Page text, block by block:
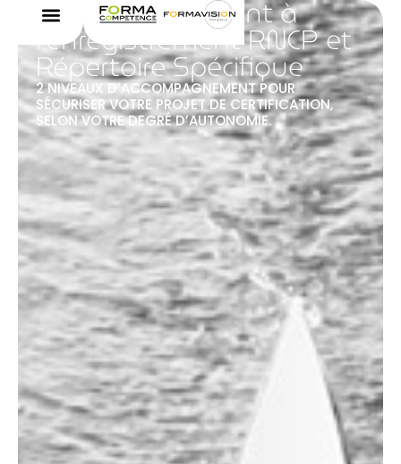
Accompagnement à
l’enregistrement RNCP et
Répertoire Spécifique
2 NIVEAUX D’ACCOMPAGNEMENT POUR
SÉCURISER VOTRE PROJET DE CERTIFICATION,
SELON VOTRE DEGRÉ D’AUTONOMIE.